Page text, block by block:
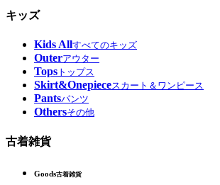
キッズ
Kids Allすべてのキッズ
Outerアウター
Tops トップス
Skirt&Onepieceスカート＆ワンピース
Pantsパンツ
Othersその他
古着雑貨
Goods古着雑貨